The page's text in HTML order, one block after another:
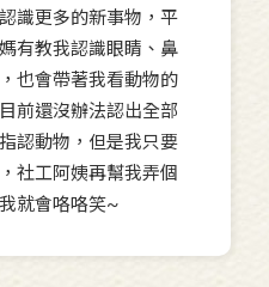
識更多的新事物，平
有教我認識眼睛、鼻
也會帶著我看動物的
前還沒辦法認出全部
認動物，但是我只要
社工阿姨再幫我弄個
就會咯咯笑~